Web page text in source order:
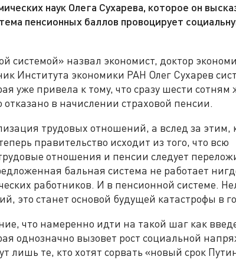
наук Олега Сухарева, которое он
пенсионных баллов провоцирует
системой» назвал экономист, доктор
Института экономики РАН Олег Сухарев
уже привела к тому, что сразу шести сотням
отказано в начислении страховой пенсии.
трудовых отношений, а вслед за этим,
правительство исходит из того, что всю
отношения и пенсии следует
бальная система не работает
работников. И в пенсионной системе.
это станет основой будущей катастрофы в
что намеренно идти на такой шаг как
однозначно вызовет рост социальной
лишь те, кто хотят сорвать «новый срок